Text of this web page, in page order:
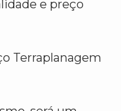
e preço
Terraplanagem